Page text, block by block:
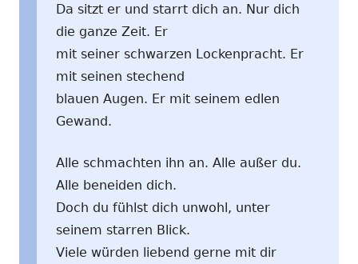
Da sitzt er und starrt dich an. Nur dich
die ganze Zeit. Er
mit seiner schwarzen Lockenpracht. Er
mit seinen stechend
blauen Augen. Er mit seinem edlen
Gewand.
Alle schmachten ihn an. Alle außer du.
Alle beneiden dich.
Doch du fühlst dich unwohl, unter
seinem starren Blick.
Viele würden liebend gerne mit dir